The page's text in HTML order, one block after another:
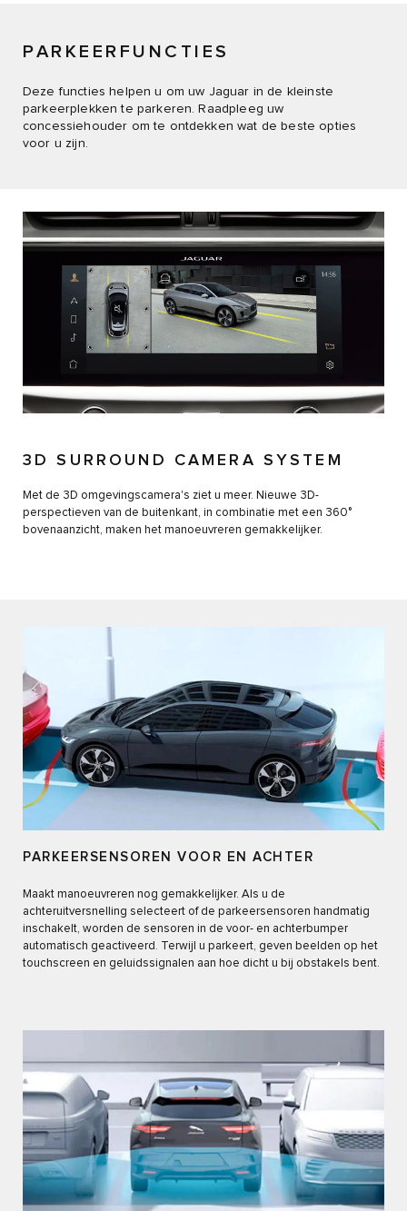
PARKEERFUNCTIES
Deze functies helpen u om uw Jaguar in de kleinste
parkeerplekken te parkeren. Raadpleeg uw
concessiehouder om te ontdekken wat de beste opties
voor u zijn.
3D SURROUND CAMERA SYSTEM
Met de 3D omgevingscamera's ziet u meer. Nieuwe 3D-
perspectieven van de buitenkant, in combinatie met een 360°
bovenaanzicht, maken het manoeuvreren gemakkelijker.
PARKEERSENSOREN VOOR EN ACHTER
Maakt manoeuvreren nog gemakkelijker. Als u de
achteruitversnelling selecteert of de parkeersensoren handmatig
inschakelt, worden de sensoren in de voor- en achterbumper
automatisch geactiveerd. Terwijl u parkeert, geven beelden op het
touchscreen en geluidssignalen aan hoe dicht u bij obstakels bent.